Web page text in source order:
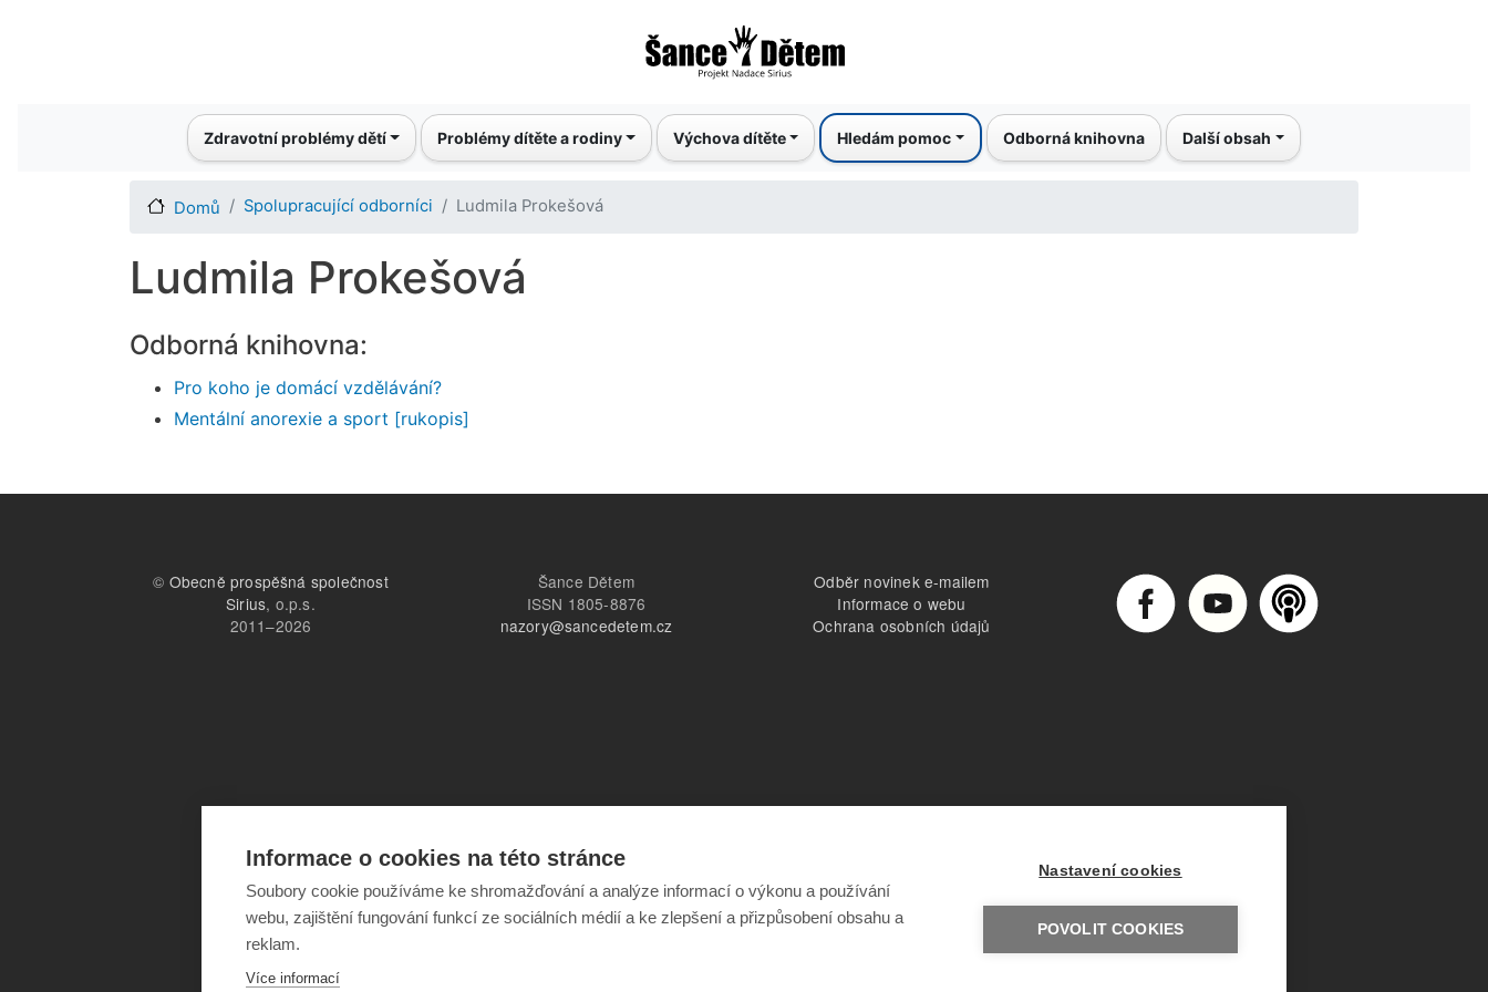
k
hlavnímu
Main navigationZdravotní problémy dětí Problémy dítěte a rodiny Výchova dítěte Hledám pomoc Odborná knihovna Další obsah
Domů Spolupracující odborníci Ludmila Prokešová
Ludmila Prokešová
Odborná knihovna:
Pro koho je domácí vzdělávání?
Mentální anorexie a sport [rukopis]
© Obecně prospěšná společnost
Sirius, o.p.s.
2011–2026
Šance Dětem
ISSN 1805-8876
nazory@sancedetem.cz
Odběr novinek e-mailem
Informace o webu
Ochrana osobních údajů
Informace o cookies na této stránce
Soubory cookie používáme ke shromažďování a analýze informací o výkonu a používání
webu, zajištění fungování funkcí ze sociálních médií a ke zlepšení a přizpůsobení obsahu a
reklam.
Více informací
Nastavení cookies
POVOLIT COOKIES